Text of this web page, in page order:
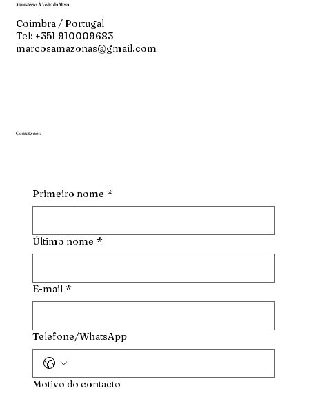
Ministério À Volta da Mesa
Coimbra / Portugal
Tel: +351 910009683
marcosamazonas@gmail.com
Contate-nos
Primeiro nome *
Último nome *
E-mail *
Telefone/WhatsApp
Motivo do contacto